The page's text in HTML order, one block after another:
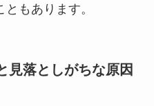
もあります。
見落としがちな原因